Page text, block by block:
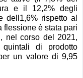
e il 12,2% degli
rispetto al
flessione è stata pari
nel corso del 2021,
quintali di prodotto
un valore di 9,95